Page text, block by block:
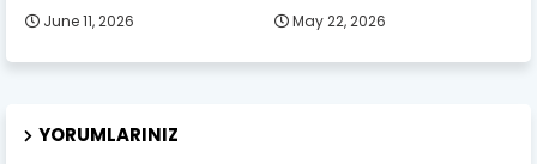
June 11, 2026 May 22, 2026
YORUMLARINIZ